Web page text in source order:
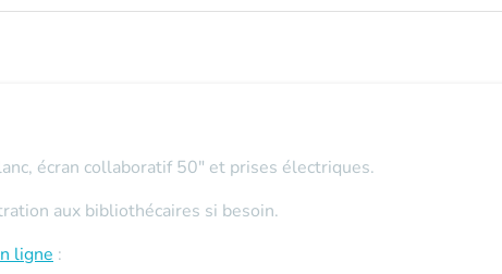
écran collaboratif 50" et prises électriques.
aux bibliothécaires si besoin.
ligne :